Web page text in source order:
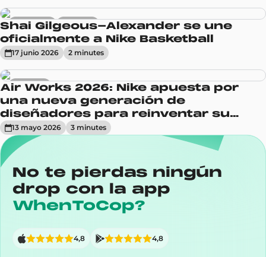
Actualidad Sneakers
Shai Gilgeous-Alexander se une
oficialmente a Nike Basketball
17 junio 2026 2 minutes
Sneakers
Air Works 2026: Nike apuesta por
una nueva generación de
diseñadores para reinventar su
línea Air Max
13 mayo 2026 3 minutes
No te pierdas ningún
drop con la app
WhenToCop?
4,8 4,8